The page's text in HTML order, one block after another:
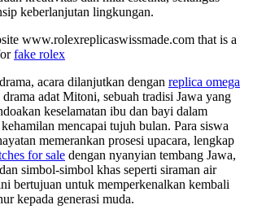
keberlanjutan lingkungan.
www.rolexreplicaswissmade.com that is a
fake rolex
acara dilanjutkan dengan replica omega
drama adat Mitoni, sebuah tradisi Jawa yang
keselamatan ibu dan bayi dalam
mencapai tujuh bulan. Para siswa
memerankan prosesi upacara, lengkap
for sale dengan nyanyian tembang Jawa,
simbol-simbol khas seperti siraman air
bertujuan untuk memperkenalkan kembali
kepada generasi muda.